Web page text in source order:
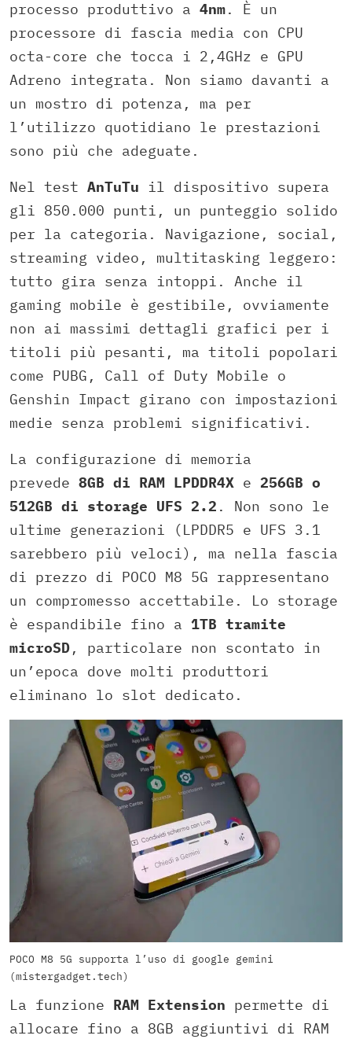
processo produttivo a 4nm. È un
processore di fascia media con CPU
octa-core che tocca i 2,4GHz e GPU
Adreno integrata. Non siamo davanti a
un mostro di potenza, ma per
l’utilizzo quotidiano le prestazioni
sono più che adeguate.
Nel test AnTuTu il dispositivo supera
gli 850.000 punti, un punteggio solido
per la categoria. Navigazione, social,
streaming video, multitasking leggero:
tutto gira senza intoppi. Anche il
gaming mobile è gestibile, ovviamente
non ai massimi dettagli grafici per i
titoli più pesanti, ma titoli popolari
come PUBG, Call of Duty Mobile o
Genshin Impact girano con impostazioni
medie senza problemi significativi.
La configurazione di memoria
prevede 8GB di RAM LPDDR4X e 256GB o
512GB di storage UFS 2.2 . Non sono le
ultime generazioni (LPDDR5 e UFS 3.1
sarebbero più veloci), ma nella fascia
di prezzo di POCO M8 5G rappresentano
un compromesso accettabile. Lo storage
è espandibile fino a 1TB tramite
microSD, particolare non scontato in
un’epoca dove molti produttori
eliminano lo slot dedicato.
POCO M8 5G supporta l’uso di google gemini
(mistergadget.tech)
La funzione RAM Extension permette di
allocare fino a 8GB aggiuntivi di RAM